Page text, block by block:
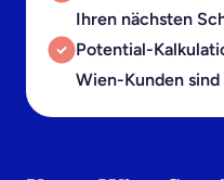
Ihren nächsten
Potential-
Wien-Kunden